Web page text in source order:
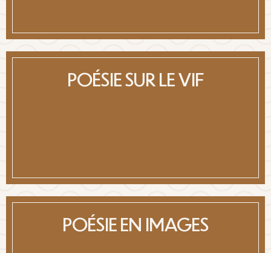
POÉSIE SUR LE VIF
POÉSIE EN IMAGES